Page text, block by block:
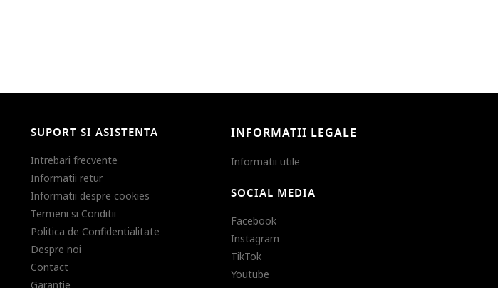
SUPORT SI ASISTENTA
Intrebari frecvente
Informatii retur
Informatii despre cookies
Termeni si Conditii
Politica de Confidentialitate
Despre noi
Contact
Garantie
INFORMATII LEGALE
Informatii utile
SOCIAL MEDIA
Facebook
Instagram
TikTok
Youtube